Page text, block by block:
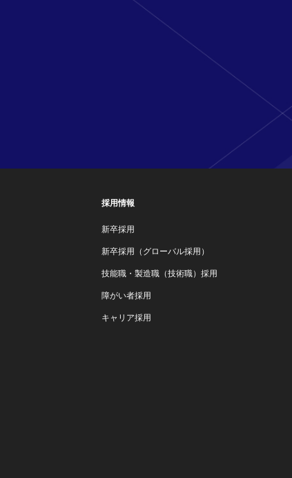
採用情報
新卒採用
新卒採用（グローバル採用）
技能職・製造職（技術職）採用
障がい者採用
キャリア採用